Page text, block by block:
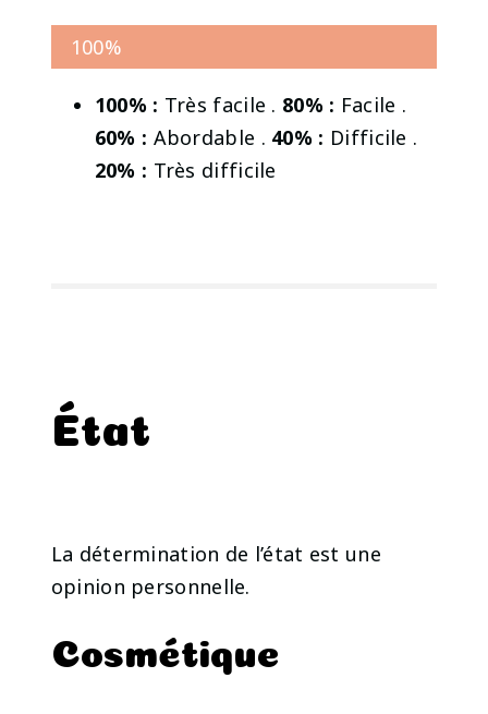
100%
100% : Très facile . 80% : Facile .
60% : Abordable . 40% : Difficile .
20% : Très difficile
État
La détermination de l’état est une
opinion personnelle.
Cosmétique